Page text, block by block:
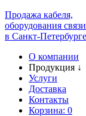
Продажа кабеля,
оборудования связи
в Санкт-Петербурге
О компании
Продукция ↓
Услуги
Доставка
Контакты
Корзина: 0